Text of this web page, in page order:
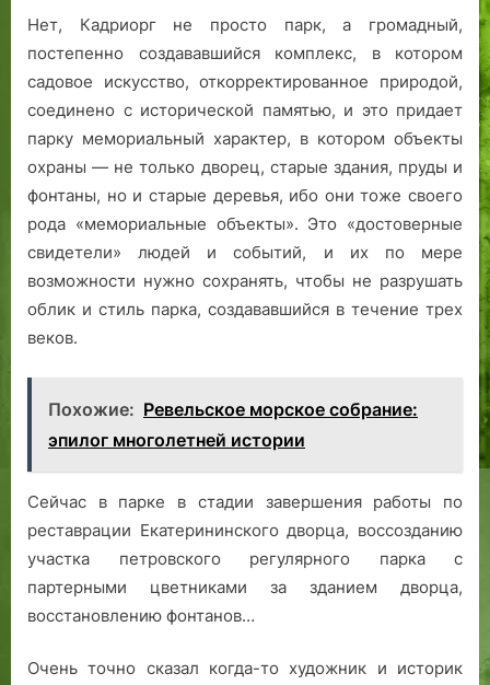
Нет, Кадриорг не просто парк, а громадный,
постепенно создававшийся комплекс, в котором
садовое искусство, откорректированное природой,
соединено с исторической памятью, и это придaет
парку мемориальный характер, в котором объекты
охраны — не только дворец, старые здания, пруды и
фонтаны, но и старые деревья, ибо они тоже своего
рода «мемориальные объекты». Это «достоверные
свидетели» людей и событий, и их по мере
возможности нужно сохранять, чтобы не разрушать
облик и стиль парка, создававшийся в течение трех
веков.
Похожие: Ревельское морское собрание:
эпилог многолетней истории
Сейчас в парке в стадии завершения работы по
реставрации Екатерининского дворца, воссозданию
участка петровского регулярного парка с
партерными цветниками за зданием дворца,
восстановлению фонтанов…
Очень точно сказал когда-то художник и историк